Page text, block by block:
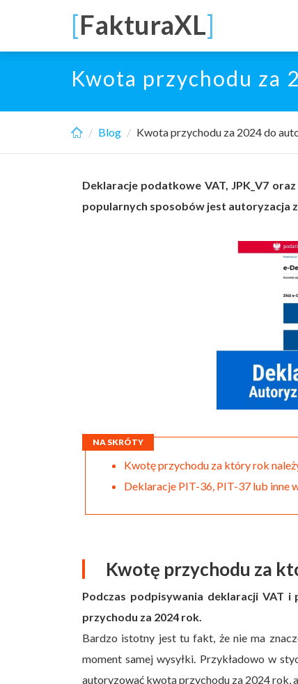
main
[FakturaXL]
Kwota przychodu za
Blog Kwota przychodu za 2024 do
Deklaracje podatkowe VAT, JPK_V7
popularnych sposobów jest autoryzacja
NA SKRÓTY
Kwotę przychodu za który rok
Deklaracje PIT-36, PIT-37 lub inne
Kwotę przychodu za
Podczas podpisywania deklaracji VAT
przychodu za 2024 rok.
Bardzo istotny jest tu fakt, że nie ma
moment samej wysyłki. Przykładowo w
autoryzować kwotą przychodu za 2024 rok,